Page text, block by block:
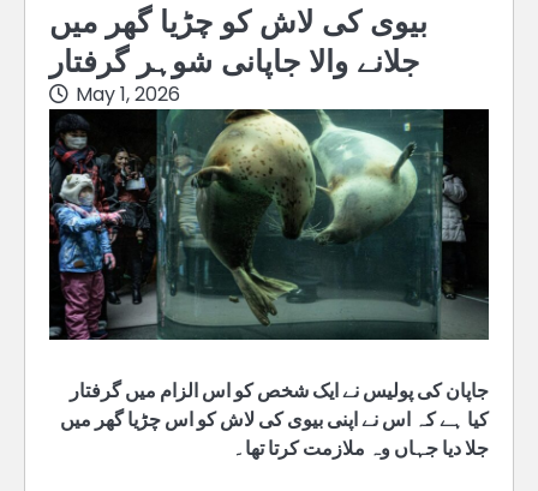
بیوی کی لاش کو چڑیا گھر میں
جلانے والا جاپانی شوہر گرفتار
May 1, 2026
جاپان کی پولیس نے ایک شخص کو اس الزام میں گرفتار
کیا ہے کہ اس نے اپنی بیوی کی لاش کو اس چڑیا گھر میں
جلا دیا جہاں وہ ملازمت کرتا تھا۔